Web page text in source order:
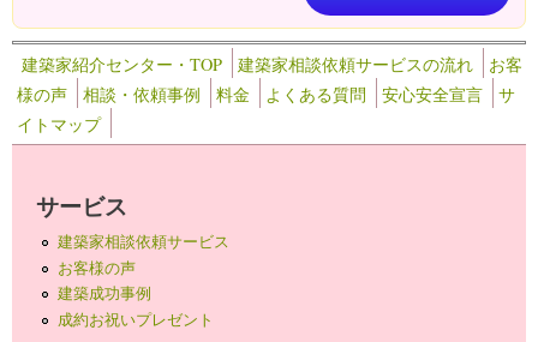
建築家紹介センター・TOP 建築家相談依頼サービスの流れ
お客
様の声
相談・依頼事例 料金 よくある質問 安心安全宣言
サ
イトマップ
サービス
建築家相談依頼サービス
お客様の声
建築成功事例
成約お祝いプレゼント